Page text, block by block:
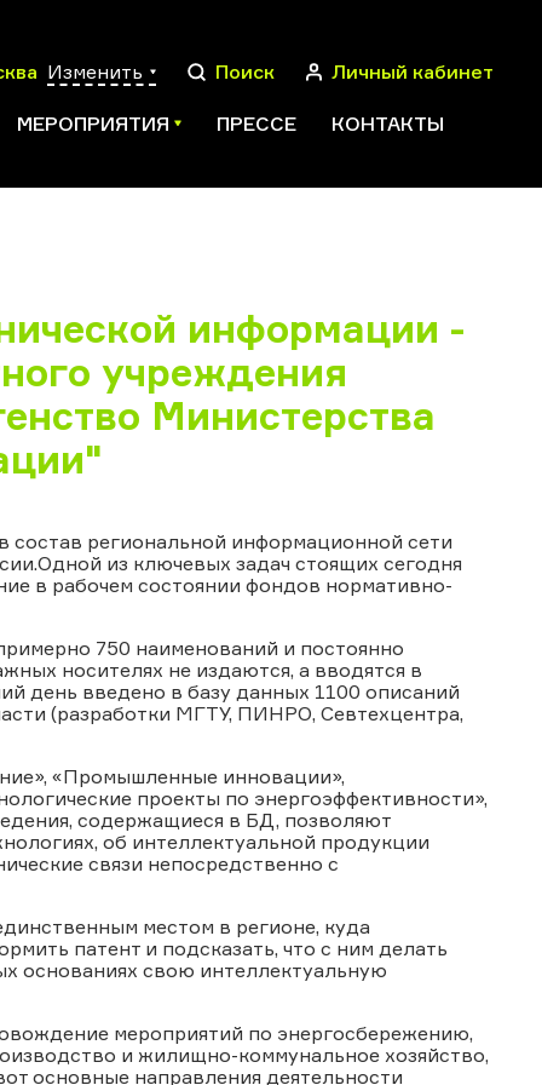
Изменить Поиск Личный кабинет
МЕРОПРИЯТИЯ ПРЕССЕ КОНТАКТЫ
информации -
учреждения
Министерства
региональной информационной сети
.Одной из ключевых задач стоящих сегодня
в рабочем состоянии фондов нормативно-
750 наименований и постоянно
носителях не издаются, а вводятся в
день введено в базу данных 1100 описаний
(разработки МГТУ, ПИНРО, Севтехцентра,
«Промышленные инновации»,
проекты по энергоэффективности»,
содержащиеся в БД, позволяют
об интеллектуальной продукции
связи непосредственно с
местом в регионе, куда
патент и подсказать, что с ним делать
основаниях свою интеллектуальную
мероприятий по энергосбережению,
и жилищно-коммунальное хозяйство,
основные направления деятельности